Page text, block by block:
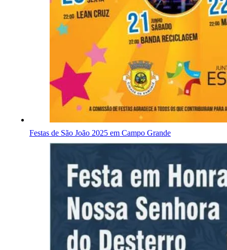
Festas de São João 2025 em Campo Grande